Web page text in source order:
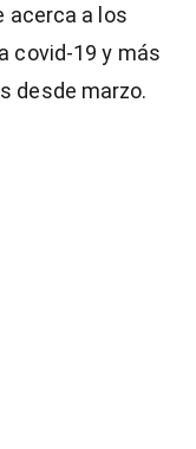
acerca a los
covid-19 y más
desde marzo.